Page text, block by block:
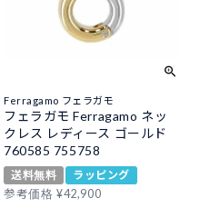
Ferragamo フェラガモ
フェラガモ Ferragamo ネッ
クレス レディース ゴールド
760585 755758
送料無料
ラッピング
参考価格 ¥42,900